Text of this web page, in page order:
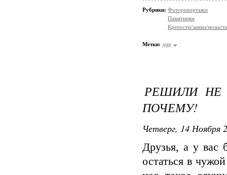
Рубрики: Фоторепортажи
Памятники
Крепости/замки/
Метки: днр
РЕШИЛИ НЕ
ПОЧЕМУ!
Четверг, 14 Ноября
Друзья, а у вас
остаться в